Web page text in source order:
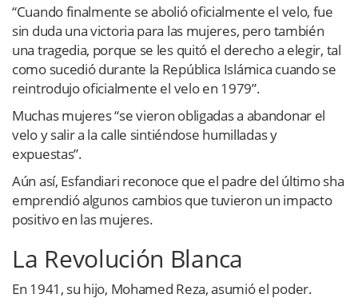
“Cuando finalmente se abolió oficialmente el velo, fue
sin duda una victoria para las mujeres, pero también
una tragedia, porque se les quitó el derecho a elegir, tal
como sucedió durante la República Islámica cuando se
reintrodujo oficialmente el velo en 1979”.
Muchas mujeres “se vieron obligadas a abandonar el
velo y salir a la calle sintiéndose humilladas y
expuestas”.
Aún así, Esfandiari reconoce que el padre del último sha
emprendió algunos cambios que tuvieron un impacto
positivo en las mujeres.
La Revolución Blanca
En 1941, su hijo, Mohamed Reza, asumió el poder.